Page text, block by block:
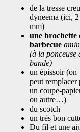
de la tresse
dyneema (ici, 2
mm)
une brochette
barbecue
(à la ponceuse
bande)
un épissoir (on
peut remplacer
un coupe-
ou autre…)
du scotch
un très bon
Du fil et une